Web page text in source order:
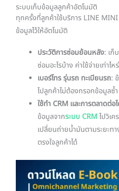
ระบบเก็บข้อมูลลูกค้าอัตโนมัติ
ทุกครั้งที่ลูกค้าใช้บริการ LINE
ข้อมูลไว้ให้อัตโนมัติ
ประวัติการซ่อมย้อนหลัง: เก็
ซ่อมอะไรบ้าง ค่าใช้จ่ายเท่าไ
เบอร์โทร รุ่นรถ ทะเบียนรถ:
ไปลูกค้าไม่ต้องกรอกข้อมูลซ้
ใช้ทำ CRM และการตลาดต่อ
ข้อมูลจากระบบ CRMไปวิเ
เปลี่ยนถ่ายน้ำมันตามระยะท
ตรงใจลูกค้าได้